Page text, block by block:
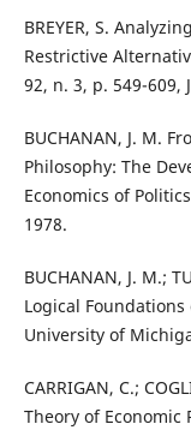
BREYER, S.
Restrictive
92, n. 3, p. 549-609,
BUCHANAN, J. M.
Philosophy: The
Economics of
1978.
BUCHANAN, J. M.;
Logical
University of
CARRIGAN, C.;
Theory of Economic